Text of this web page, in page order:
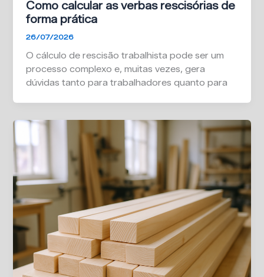
Como calcular as verbas rescisórias de
forma prática
26/07/2026
O cálculo de rescisão trabalhista pode ser um
processo complexo e, muitas vezes, gera
dúvidas tanto para trabalhadores quanto para